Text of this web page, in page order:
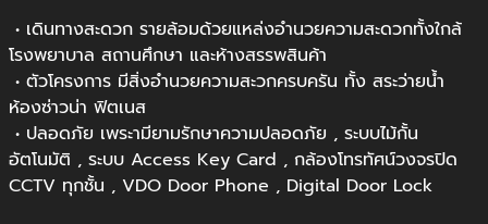
• เดินทางสะดวก รายล้อมด้วยแหล่งอำนวยความสะดวกทั้งใกล้
โรงพยาบาล สถานศึกษา และห้างสรรพสินค้า
• ตัวโครงการ มีสิ่งอำนวยความสะวกครบครัน ทั้ง สระว่ายน้ำ
ห้องซ่าวน่า ฟิตเนส
• ปลอดภัย เพระามียามรักษาความปลอดภัย , ระบบไม้กั้น
อัตโนมัติ , ระบบ Access Key Card , กล้องโทรทัศน์วงจรปิด
CCTV ทุกชั้น , VDO Door Phone , Digital Door Lock